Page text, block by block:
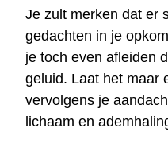
Je zult merken dat er
gedachten in je
je toch even afleiden
geluid. Laat het maar
vervolgens je
lichaam en